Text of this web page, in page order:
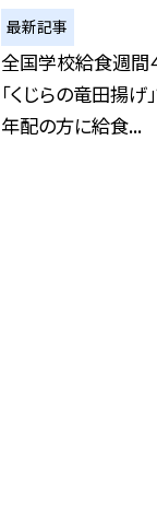
最新記事
全国学校給食週間
「くじらの竜田揚げ
年配の方に給食...